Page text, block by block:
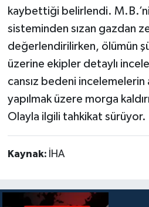
kaybettiği belirlendi.
sisteminden sızan gazdan
değerlendirilirken, ölümün
üzerine ekipler detaylı
cansız bedeni
yapılmak üzere morga
Olayla ilgili tahkikat sürüyor.
Kaynak: İHA